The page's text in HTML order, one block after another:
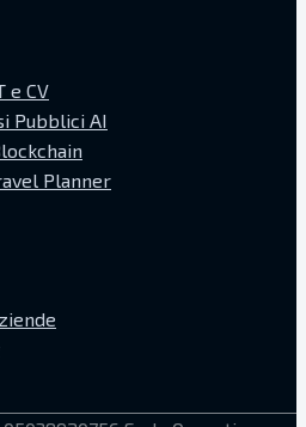
e CV
Pubblici AI
Planner